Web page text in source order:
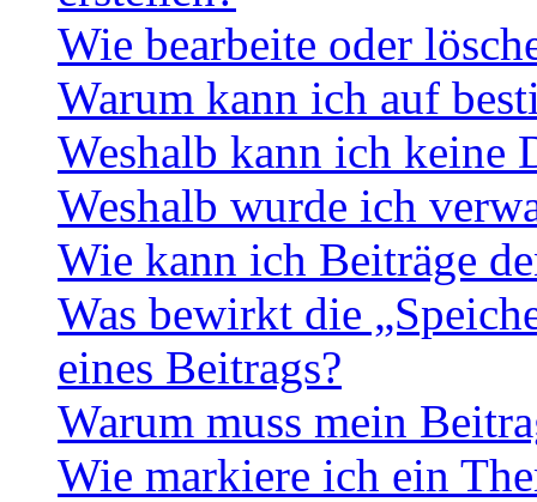
Wie bearbeite oder
Warum kann ich auf
Weshalb kann ich keine
Weshalb wurde ich
Wie kann ich Beiträge
Was bewirkt die
eines Beitrags?
Warum muss mein
Wie markiere ich ein